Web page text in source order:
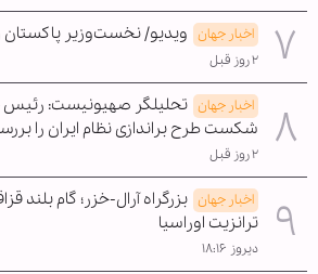
اخبار جهان ویدیو/ نخست‌وزیر پاکستان
۲ روز قبل
اخبار جهان تحلیلگر صهیونیست: رئیس
شکست طرح براندازی نظام ایران را
۲ روز قبل
اخبار جهان بزرگراه آرال-خزر؛ گام بلند
ترانزیت اوراسیا
دیروز ۱۸:۱۶